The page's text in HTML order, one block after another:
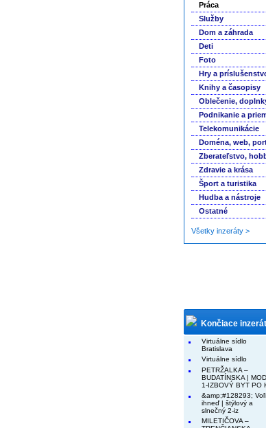
Práca
Služby
Dom a záhrada
Deti
Foto
Hry a
Knihy a časopisy
Oblečenie,
Podnikanie a
Telekomunikácie
Doména, web,
Zberateľstvo,
Zdravie a krása
Šport a turistika
Hudba a nástroje
Ostatné
Všetky inzeráty >
Končiace
Virtuálne sídlo
Bratislava
Virtuálne sídlo
PETRŽALKA –
BUDATÍNSKA |
1-IZBOVÝ BYT PO
&amp;#128293;
ihneď | štýlový a
slnečný 2-iz
MILETIČOVA –